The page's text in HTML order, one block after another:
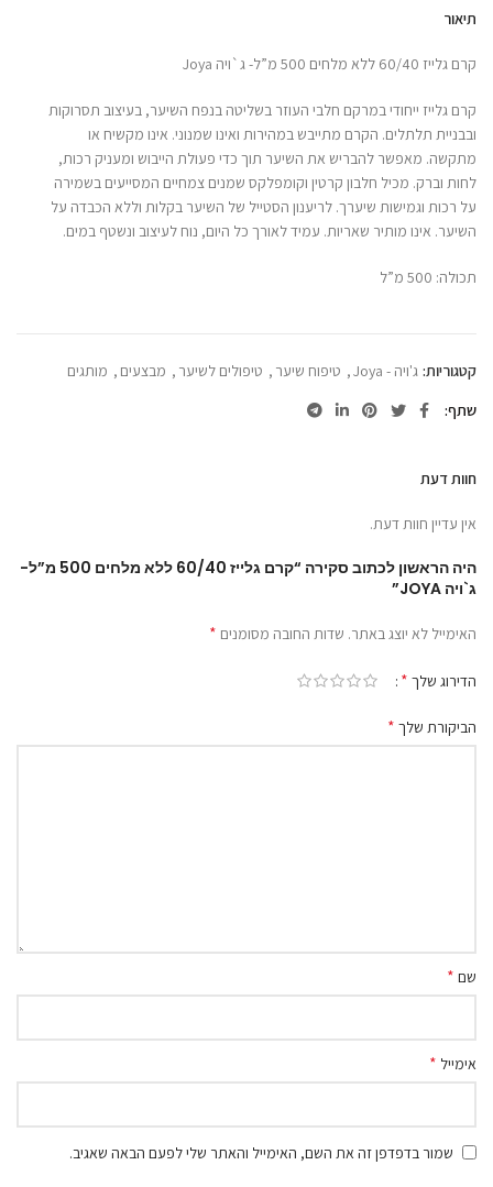
תיאור
קרם גלייז 60/40 ללא מלחים 500 מ”ל- ג`ויה Joya
קרם גלייז ייחודי במרקם חלבי העוזר בשליטה בנפח השיער, בעיצוב תסרוקות
ובבניית תלתלים. הקרם מתייבש במהירות ואינו שמנוני. אינו מקשיח או
מתקשה. מאפשר להבריש את השיער תוך כדי פעולת הייבוש ומעניק רכות,
לחות וברק. מכיל חלבון קרטין וקומפלקס שמנים צמחיים המסייעים בשמירה
על רכות וגמישות שיערך. לריענון הסטייל של השיער בקלות וללא הכבדה על
השיער. אינו מותיר שאריות. עמיד לאורך כל היום, נוח לעיצוב ונשטף במים.
תכולה: 500 מ”ל
קטגוריות: ג'ויה - Joya , טיפוח שיער , טיפולים לשיער , מבצעים , מותגים
שתף
חוות דעת
אין עדיין חוות דעת.
היה הראשון לכתוב סקירה “קרם גלייז 60/40 ללא מלחים 500 מ”ל-
ג`ויה JOYA”
האימייל לא יוצג באתר. שדות החובה מסומנים *
הדירוג שלך *
הביקורת שלך *
שם *
אימייל *
שמור בדפדפן זה את השם, האימייל והאתר שלי לפעם הבאה שאגיב.